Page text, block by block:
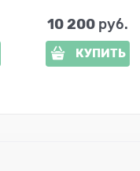
10 200 руб.
КУПИТЬ